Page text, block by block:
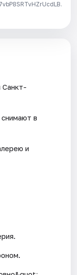
Санкт-
в
и